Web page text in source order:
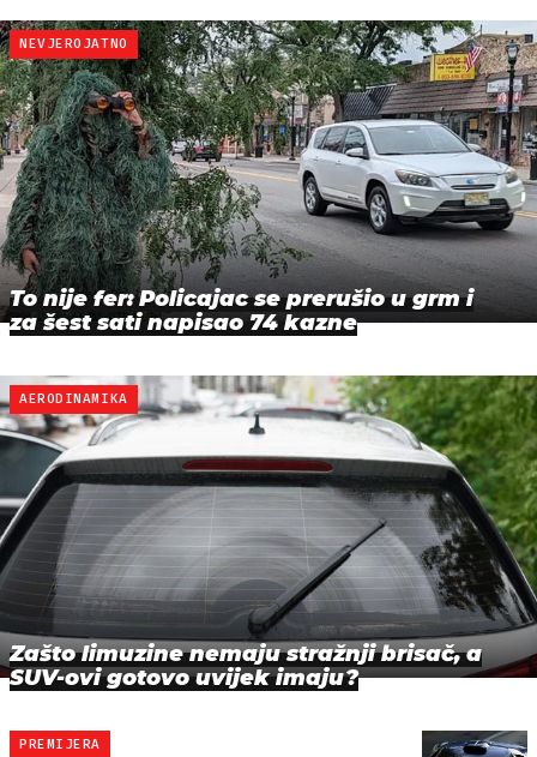
NEVJEROJATNO
To nije fer: Policajac se prerušio u grm i
za šest sati napisao 74 kazne
AERODINAMIKA
Zašto limuzine nemaju stražnji brisač, a
SUV-ovi gotovo uvijek imaju?
PREMIJERA